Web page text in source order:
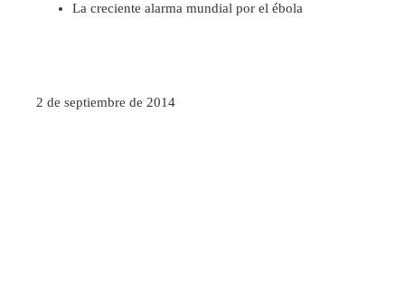
La creciente alarma mundial por el ébola
2 de septiembre de 2014